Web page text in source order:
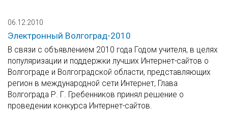
06.12.2010
Электронный Волгоград-2010
В связи с объявлением 2010 года Годом учителя, в целях
популяризации и поддержки лучших Интернет-сайтов о
Волгограде и Волгоградской области, представляющих
регион в международной сети Интернет, Глава
Волгограда Р. Г. Гребенников принял решение о
проведении конкурса Интернет-сайтов.